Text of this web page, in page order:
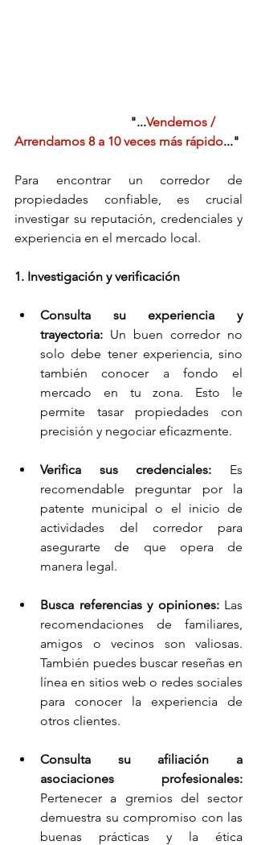
        "...
Vendemos /
Arrendamos 8 a 10 veces más rápido..."
Para encontrar un corredor de
propiedades confiable, es crucial
investigar su reputación, credenciales y
experiencia en el mercado local.
1. Investigación y verificación
Consulta su experiencia y
trayectoria: Un buen corredor no
solo debe tener experiencia, sino
también conocer a fondo el
mercado en tu zona. Esto le
permite tasar propiedades con
precisión y negociar eficazmente.
Verifica sus credenciales: Es
recomendable preguntar por la
patente municipal o el inicio de
actividades del corredor para
asegurarte de que opera de
manera legal.
Busca referencias y opiniones: Las
recomendaciones de familiares,
amigos o vecinos son valiosas.
También puedes buscar reseñas en
línea en sitios web o redes sociales
para conocer la experiencia de
otros clientes.
Consulta su afiliación a
asociaciones profesionales:
Pertenecer a gremios del sector
demuestra su compromiso con las
buenas prácticas y la ética